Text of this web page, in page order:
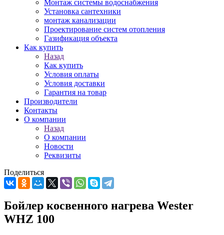
Монтаж системы водоснабжения
Установка сантехники
монтаж канализации
Проектирование систем отопления
Газификация объекта
Как купить
Назад
Как купить
Условия оплаты
Условия доставки
Гарантия на товар
Производители
Контакты
О компании
Назад
О компании
Новости
Реквизиты
Поделиться
Бойлер косвенного нагрева Wester
WHZ 100